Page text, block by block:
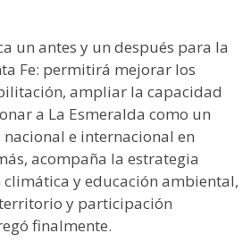
un antes y un después para la
Fe: permitirá mejorar los
ampliar la capacidad
a La Esmeralda como un
e internacional en
acompaña la estrategia
y educación ambiental,
y participación
finalmente.